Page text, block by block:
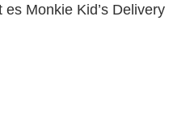
Monkie Kid’s